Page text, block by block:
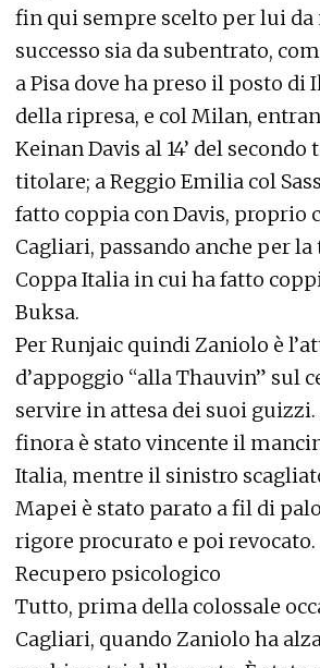
fin qui sempre scelto per lui da
successo sia da subentrato,
a Pisa dove ha preso il posto di
della ripresa, e col Milan,
Keinan Davis al 14’ del secondo
titolare; a Reggio Emilia col
fatto coppia con Davis, proprio
Cagliari, passando anche per
Coppa Italia in cui ha fatto
Buksa.
Per Runjaic quindi Zaniolo è
d’appoggio “alla Thauvin” sul
servire in attesa dei suoi
finora è stato vincente il
Italia, mentre il sinistro
Mapei è stato parato a fil di
rigore procurato e poi revocato.
Recupero psicologico
Tutto, prima della colossale
Cagliari, quando Zaniolo ha